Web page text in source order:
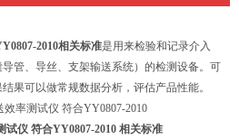
2010相关标准是用来检验和记录介入
管、导丝、支架输送系统）的检测设备。可
果可以做常规数据分析，评估产品性能。
试仪 符合YY0807-2010 相关标准